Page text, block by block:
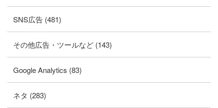
SNS広告 (481)
その他広告・ツールなど (143)
Google Analytics (83)
ネタ (283)